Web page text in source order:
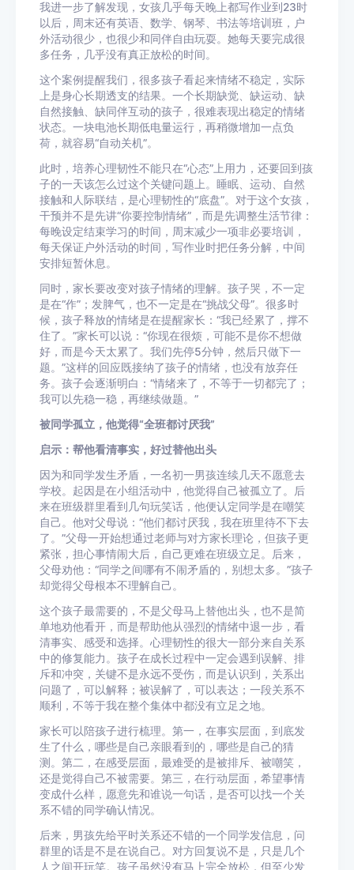
我进一步了解发现，女孩几乎每天晚上都写作业到23时
以后，周末还有英语、数学、钢琴、书法等培训班，户
外活动很少，也很少和同伴自由玩耍。她每天要完成很
多任务，几乎没有真正放松的时间。
这个案例提醒我们，很多孩子看起来情绪不稳定，实际
上是身心长期透支的结果。一个长期缺觉、缺运动、缺
自然接触、缺同伴互动的孩子，很难表现出稳定的情绪
状态。一块电池长期低电量运行，再稍微增加一点负
荷，就容易“自动关机”。
此时，培养心理韧性不能只在“心态”上用力，还要回到孩
子的一天该怎么过这个关键问题上。睡眠、运动、自然
接触和人际联结，是心理韧性的“底盘”。对于这个女孩，
干预并不是先讲“你要控制情绪”，而是先调整生活节律：
每晚设定结束学习的时间，周末减少一项非必要培训，
每天保证户外活动的时间，写作业时把任务分解，中间
安排短暂休息。
同时，家长要改变对孩子情绪的理解。孩子哭，不一定
是在“作”；发脾气，也不一定是在“挑战父母”。很多时
候，孩子释放的情绪是在提醒家长：“我已经累了，撑不
住了。”家长可以说：“你现在很烦，可能不是你不想做
好，而是今天太累了。我们先停5分钟，然后只做下一
题。”这样的回应既接纳了孩子的情绪，也没有放弃任
务。孩子会逐渐明白：“情绪来了，不等于一切都完了；
我可以先稳一稳，再继续做题。”
被同学孤立，他觉得“全班都讨厌我”
启示：帮他看清事实，好过替他出头
因为和同学发生矛盾，一名初一男孩连续几天不愿意去
学校。起因是在小组活动中，他觉得自己被孤立了。后
来在班级群里看到几句玩笑话，他便认定同学是在嘲笑
自己。他对父母说：“他们都讨厌我，我在班里待不下去
了。”父母一开始想通过老师与对方家长理论，但孩子更
紧张，担心事情闹大后，自己更难在班级立足。后来，
父母劝他：“同学之间哪有不闹矛盾的，别想太多。”孩子
却觉得父母根本不理解自己。
这个孩子最需要的，不是父母马上替他出头，也不是简
单地劝他看开，而是帮助他从强烈的情绪中退一步，看
清事实、感受和选择。心理韧性的很大一部分来自关系
中的修复能力。孩子在成长过程中一定会遇到误解、排
斥和冲突，关键不是永远不受伤，而是认识到，关系出
问题了，可以解释；被误解了，可以表达；一段关系不
顺利，不等于我在整个集体中都没有立足之地。
家长可以陪孩子进行梳理。第一，在事实层面，到底发
生了什么，哪些是自己亲眼看到的，哪些是自己的猜
测。第二，在感受层面，最难受的是被排斥、被嘲笑，
还是觉得自己不被需要。第三，在行动层面，希望事情
变成什么样，愿意先和谁说一句话，是否可以找一个关
系不错的同学确认情况。
后来，男孩先给平时关系还不错的一个同学发信息，问
群里的话是不是在说自己。对方回复说不是，只是几个
人之间开玩笑。孩子虽然没有马上完全放松，但至少发